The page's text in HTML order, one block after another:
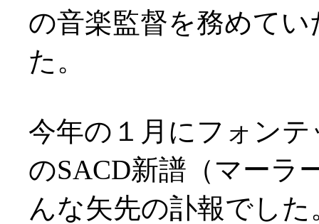
の音楽監督を務めて
た。
今年の１月にフォン
のSACD新譜（マーラ
んな矢先の訃報でした